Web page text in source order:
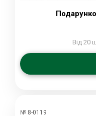
Від 20
№ 8-0119